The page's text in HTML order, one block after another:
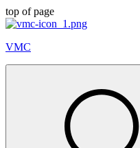
top of page
VMC